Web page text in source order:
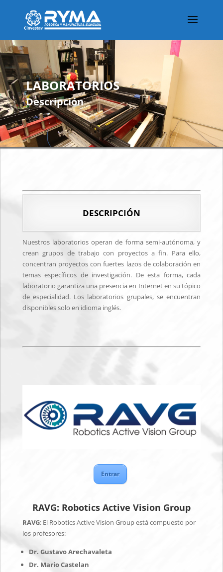
LABORATORIOS
Descripción
DESCRIPCIÓN
Nuestros laboratorios operan de forma semi-autónoma, y
crean grupos de trabajo con proyectos a fin. Para ello,
concentran proyectos con fuertes lazos de colaboración en
temas específicos de investigación. De esta forma, cada
laboratorio garantiza una presencia en Internet en su tópico
de especialidad. Los laboratorios grupales, se encuentran
disponibles solo en idioma inglés.
Entrar
RAVG: Robotics Active Vision Group
RAVG: El Robotics Active Vision Group está compuesto por
los profesores:
Dr. Gustavo Arechavaleta
Dr. Mario Castelan